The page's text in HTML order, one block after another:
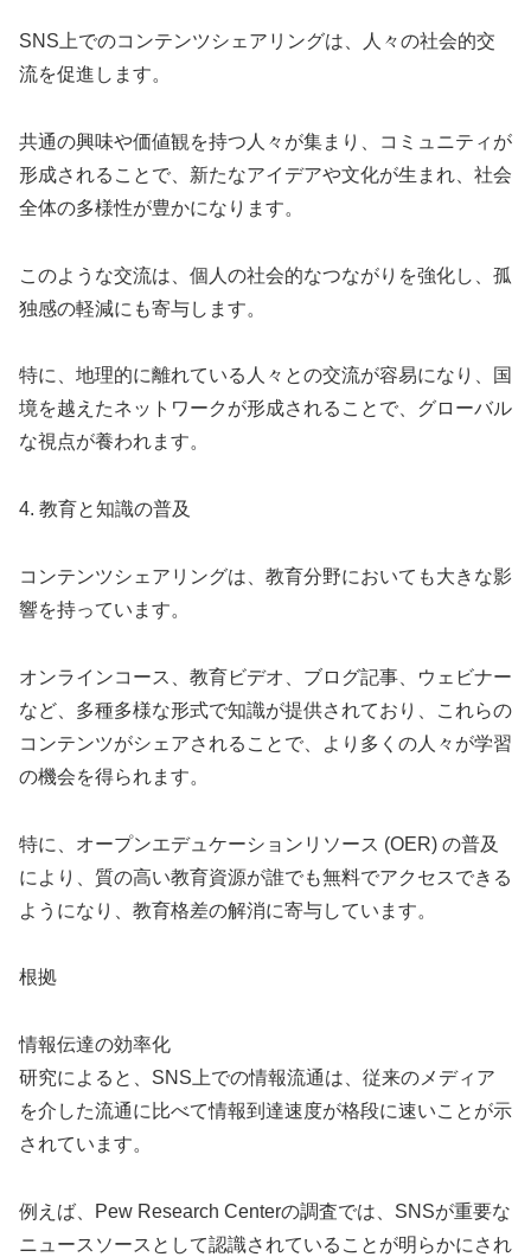
SNS上でのコンテンツシェアリングは、人々の社会的交
流を促進します。
共通の興味や価値観を持つ人々が集まり、コミュニティが
形成されることで、新たなアイデアや文化が生まれ、社会
全体の多様性が豊かになります。
このような交流は、個人の社会的なつながりを強化し、孤
独感の軽減にも寄与します。
特に、地理的に離れている人々との交流が容易になり、国
境を越えたネットワークが形成されることで、グローバル
な視点が養われます。
4. 教育と知識の普及
コンテンツシェアリングは、教育分野においても大きな影
響を持っています。
オンラインコース、教育ビデオ、ブログ記事、ウェビナー
など、多種多様な形式で知識が提供されており、これらの
コンテンツがシェアされることで、より多くの人々が学習
の機会を得られます。
特に、オープンエデュケーションリソース (OER) の普及
により、質の高い教育資源が誰でも無料でアクセスできる
ようになり、教育格差の解消に寄与しています。
根拠
情報伝達の効率化
研究によると、SNS上での情報流通は、従来のメディア
を介した流通に比べて情報到達速度が格段に速いことが示
されています。
例えば、Pew Research Centerの調査では、SNSが重要な
ニュースソースとして認識されていることが明らかにされ